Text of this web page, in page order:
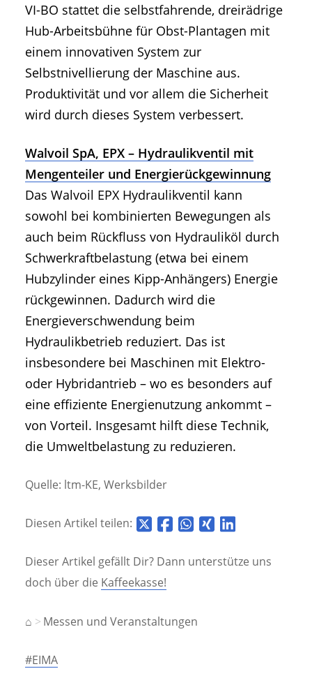
VI-BO stattet die selbstfahrende, dreirädrige
Hub-Arbeitsbühne für Obst-Plantagen mit
einem innovativen System zur
Selbstnivellierung der Maschine aus.
Produktivität und vor allem die Sicherheit
wird durch dieses System verbessert.
Walvoil SpA, EPX – Hydraulikventil mit
Mengenteiler und Energierückgewinnung
Das Walvoil EPX Hydraulikventil kann
sowohl bei kombinierten Bewegungen als
auch beim Rückfluss von Hydrauliköl durch
Schwerkraftbelastung (etwa bei einem
Hubzylinder eines Kipp-Anhängers) Energie
rückgewinnen. Dadurch wird die
Energieverschwendung beim
Hydraulikbetrieb reduziert. Das ist
insbesondere bei Maschinen mit Elektro-
oder Hybridantrieb – wo es besonders auf
eine effiziente Energienutzung ankommt –
von Vorteil. Insgesamt hilft diese Technik,
die Umweltbelastung zu reduzieren.
Quelle: ltm-KE, Werksbilder
Diesen Artikel teilen:
Dieser Artikel gefällt Dir? Dann unterstütze uns
doch über die Kaffeekasse!
⌂ Messen und Veranstaltungen
#EIMA